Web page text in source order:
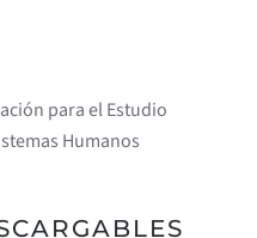
para el Estudio
Humanos